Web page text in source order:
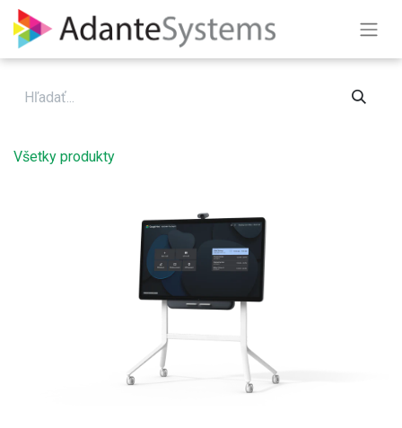
Skip to Content
Všetky produkty